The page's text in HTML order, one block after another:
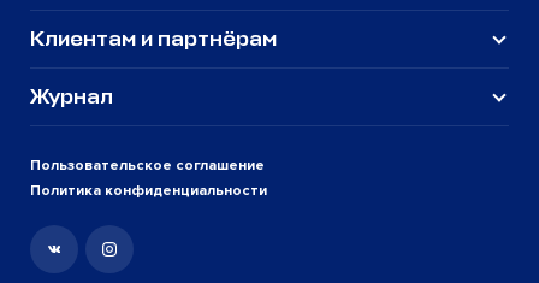
Пользовательское соглашение
Политика конфиденциальности
Клиентам и партнёрам
Журнал